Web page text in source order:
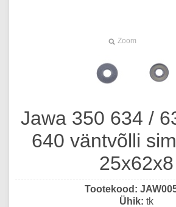
Zoom
Jawa 350 634 /
640 väntvõlli
25x62x8
Tootekood:
Ühik: tk